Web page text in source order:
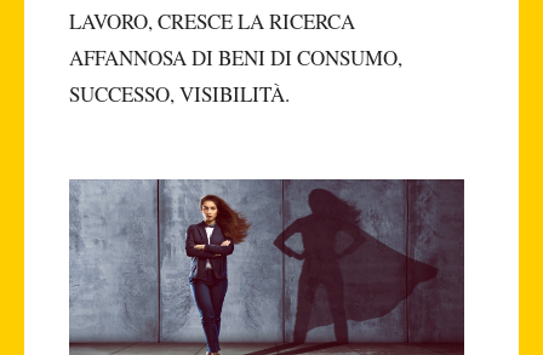
LAVORO, CRESCE LA RICERCA
AFFANNOSA DI BENI DI CONSUMO,
SUCCESSO, VISIBILITÀ.